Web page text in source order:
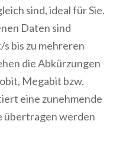
sind, ideal für Sie.
Daten sind
bis zu mehreren
die Abkürzungen
Megabit bzw.
eine zunehmende
übertragen werden